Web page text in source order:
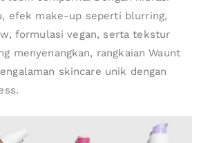
efek make-up seperti blurring,
formulasi vegan, serta tekstur
menyenangkan, rangkaian Waunt
skincare unik dengan